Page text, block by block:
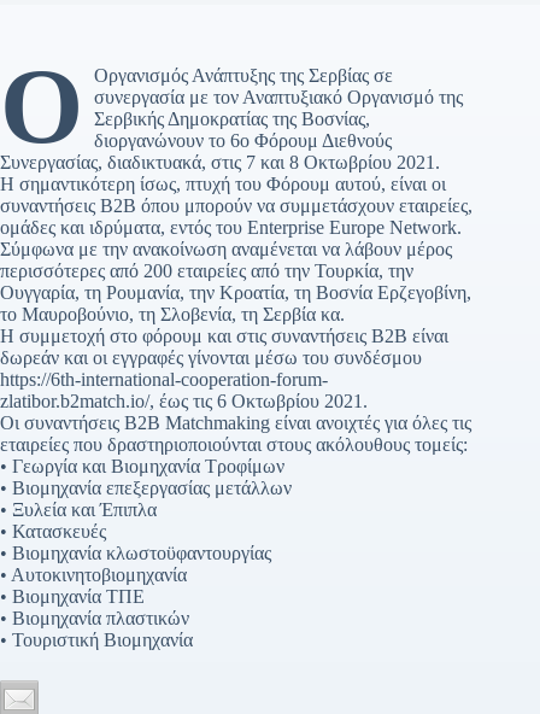
Ο
Οργανισμός Ανάπτυξης της Σερβίας σε
συνεργασία με τον Αναπτυξιακό Οργανισμό της
Σερβικής Δημοκρατίας της Βοσνίας,
διοργανώνουν το 6ο Φόρουμ Διεθνούς
Συνεργασίας, διαδικτυακά, στις 7 και 8 Οκτωβρίου 2021.
Η σημαντικότερη ίσως, πτυχή του Φόρουμ αυτού, είναι οι
συναντήσεις B2B όπου μπορούν να συμμετάσχουν εταιρείες,
ομάδες και ιδρύματα, εντός του Enterprise Europe Network.
Σύμφωνα με την ανακοίνωση αναμένεται να λάβουν μέρος
περισσότερες από 200 εταιρείες από την Τουρκία, την
Ουγγαρία, τη Ρουμανία, την Κροατία, τη Βοσνία Ερζεγοβίνη,
το Μαυροβούνιο, τη Σλοβενία, τη Σερβία κα.
Η συμμετοχή στο φόρουμ και στις συναντήσεις B2B είναι
δωρεάν και οι εγγραφές γίνονται μέσω του συνδέσμου
https://6th-international-cooperation-forum-
zlatibor.b2match.io/, έως τις 6 Οκτωβρίου 2021.
Οι συναντήσεις B2B Matchmaking είναι ανοιχτές για όλες τις
εταιρείες που δραστηριοποιούνται στους ακόλουθους τομείς:
• Γεωργία και Βιομηχανία Τροφίμων
• Βιομηχανία επεξεργασίας μετάλλων
• Ξυλεία και Έπιπλα
• Κατασκευές
• Βιομηχανία κλωστοϋφαντουργίας
• Αυτοκινητοβιομηχανία
• Βιομηχανία ΤΠΕ
• Βιομηχανία πλαστικών
• Τουριστική Βιομηχανία